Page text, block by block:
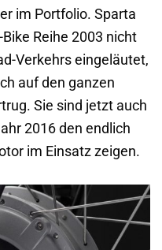
im Portfolio. Sparta
Reihe 2003 nicht
Verkehrs eingeläutet,
auf den ganzen
Sie sind jetzt auch
2016 den endlich
im Einsatz zeigen.